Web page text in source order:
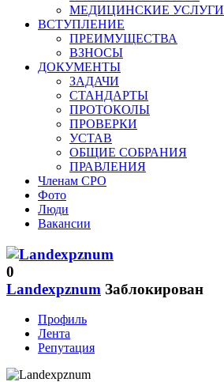
МЕДИЦИНСКИЕ УСЛУГИ
ВСТУПЛЕНИЕ
ПРЕИМУЩЕСТВА
ВЗНОСЫ
ДОКУМЕНТЫ
ЗАДАЧИ
СТАНДАРТЫ
ПРОТОКОЛЫ
ПРОВЕРКИ
УСТАВ
ОБЩИЕ СОБРАНИЯ
ПРАВЛЕНИЯ
Членам СРО
Фото
Люди
Вакансии
0
Landexpznum Заблокирован
Профиль
Лента
Репутация